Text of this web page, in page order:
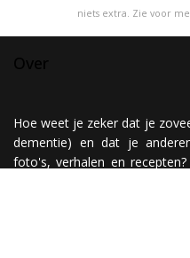
niets extra. Zie voor
Hoe weet je zeker dat je
dementie) en dat je
foto's, verhalen en